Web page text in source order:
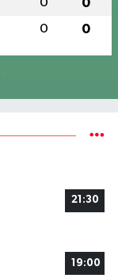
0 0
0 0
21:30
19:00